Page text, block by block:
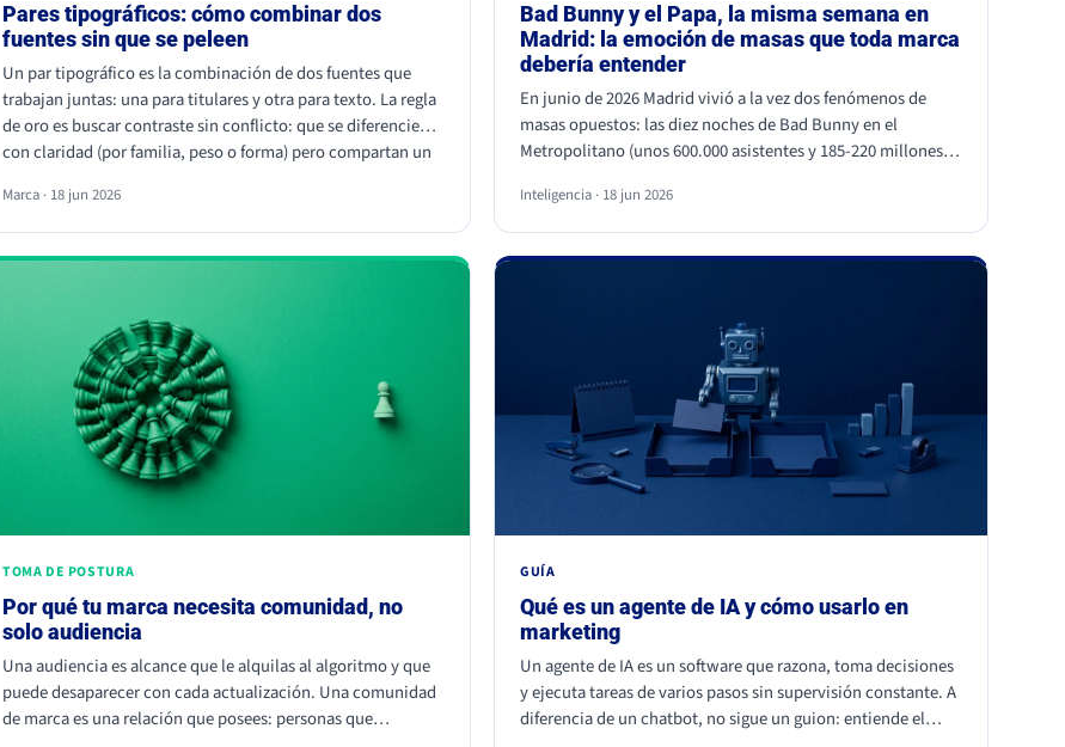
Pares tipográficos: cómo combinar dos
fuentes sin que se peleen
Un par tipográfico es la combinación de dos fuentes que
trabajan juntas: una para titulares y otra para texto. La regla
de oro es buscar contraste sin conflicto: que se diferencien
con claridad (por familia, peso o forma) pero compartan un
sans serif para texto, o al revés. Lo que nunca funciona es
juntar dos fuentes parecidas pero no iguales: el ojo nota el
choque aunque no sepa por qué.
Marca · 18 jun 2026
Bad Bunny y el Papa, la misma semana en
Madrid: la emoción de masas que toda marca
debería entender
En junio de 2026 Madrid vivió a la vez dos fenómenos de
masas opuestos: las diez noches de Bad Bunny en el
Metropolitano (unos 600.000 asistentes y 185-220 millones
quince años, con Cibeles y el Bernabéu llenos. Superficies
distintas, mismo motor: necesidades humanas profundas
(pertenencia, identidad, comunidad y trascendencia). Para
momentos sin criterio sale caro.
Inteligencia · 18 jun 2026
TOMA DE POSTURA
Por qué tu marca necesita comunidad, no
solo audiencia
Una audiencia es alcance que le alquilas al algoritmo y que
puede desaparecer con cada actualización. Una comunidad
de marca es una relación que posees: personas que
GUÍA
Qué es un agente de IA y cómo usarlo en
marketing
Un agente de IA es un software que razona, toma decisiones
y ejecuta tareas de varios pasos sin supervisión constante. A
diferencia de un chatbot, no sigue un guion: entiende el